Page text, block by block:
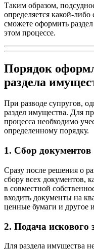
Таким образом,
определяется какой-
сможете оформить
этом процессе.
Порядок
раздела
При разводе супругов,
раздел имущества. Для
процесса необходимо
определенному порядку.
1. Сбор документов
Сразу после решения о
сбору всех документов,
в совместной
входить документы на
ценные бумаги и другое
2. Подача искового
Для раздела имущества